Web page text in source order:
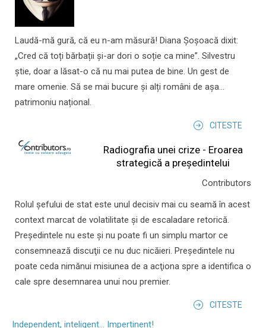
Laudă-mă gură, că eu n-am măsură! Diana Șoșoacă dixit:
„Cred că toți bărbații și-ar dori o soție ca mine”. Silvestru
știe, doar a lăsat-o că nu mai putea de bine. Un gest de
mare omenie. Să se mai bucure și alți români de așa...
patrimoniu național.
CITESTE
Radiografia unei crize - Eroarea
strategică a președintelui
Contributors
Rolul şefului de stat este unul decisiv mai cu seamă în acest
context marcat de volatilitate şi de escaladare retorică.
Preşedintele nu este şi nu poate fi un simplu martor ce
consemnează discuţii ce nu duc nicăieri. Preşedintele nu
poate ceda nimănui misiunea de a acţiona spre a identifica o
cale spre desemnarea unui nou premier.
CITESTE
Independent, inteligent... Impertinent!